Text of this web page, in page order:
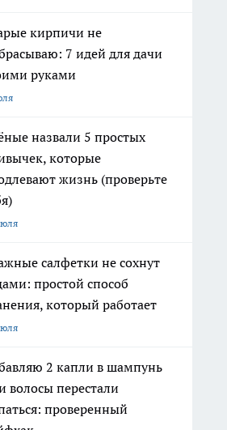
кирпичи не
7 идей для дачи
руками
назвали 5 простых
которые
жизнь (проверьте
салфетки не сохнут
простой способ
который работает
2 капли в шампунь
волосы перестали
проверенный